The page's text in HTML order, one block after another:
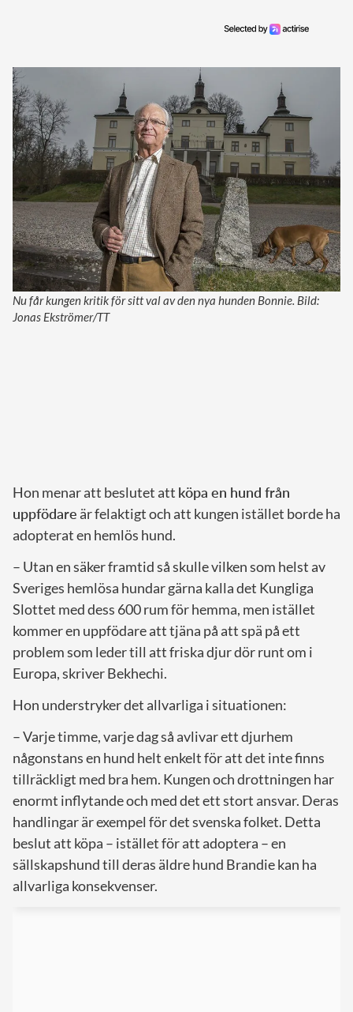
Nu får kungen kritik för sitt val av den nya hunden Bonnie. Bild:
Jonas Ekströmer/TT
Hon menar att beslutet att köpa en hund från
uppfödare är felaktigt och att kungen istället borde ha
adopterat en hemlös hund.
– Utan en säker framtid så skulle vilken som helst av
Sveriges hemlösa hundar gärna kalla det Kungliga
Slottet med dess 600 rum för hemma, men istället
kommer en uppfödare att tjäna på att spä på ett
problem som leder till att friska djur dör runt om i
Europa, skriver Bekhechi.
Hon understryker det allvarliga i situationen:
– Varje timme, varje dag så avlivar ett djurhem
någonstans en hund helt enkelt för att det inte finns
tillräckligt med bra hem. Kungen och drottningen har
enormt inflytande och med det ett stort ansvar. Deras
handlingar är exempel för det svenska folket. Detta
beslut att köpa – istället för att adoptera – en
sällskapshund till deras äldre hund Brandie kan ha
allvarliga konsekvenser.